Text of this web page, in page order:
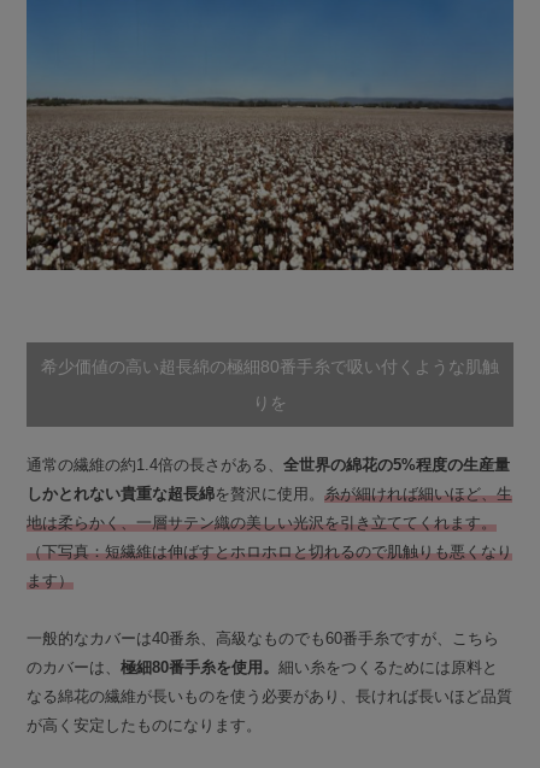
希少価値の高い超長綿の極細80番手糸で吸い付くような肌触
りを
通常の繊維の約1.4倍の長さがある、全世界の綿花の5%程度の生産量
しかとれない貴重な超長綿を贅沢に使用。糸が細ければ細いほど、生
地は柔らかく、一層サテン織の美しい光沢を引き立ててくれます。
（下写真：短繊維は伸ばすとホロホロと切れるので肌触りも悪くなり
ます）
一般的なカバーは40番糸、高級なものでも60番手糸ですが、こちら
のカバーは、極細80番手糸を使用。細い糸をつくるためには原料と
なる綿花の繊維が長いものを使う必要があり、長ければ長いほど品質
が高く安定したものになります。